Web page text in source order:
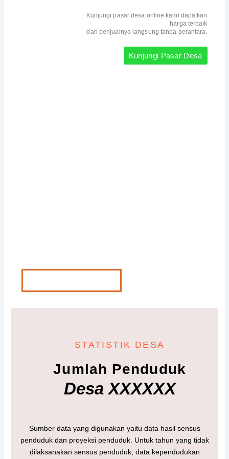
Kunjungi pasar desa online kami dapatkan
harga terbaik
dari penjualnya langsung tanpa perantara.
Kunjungi Pasar Desa
STATISTIK DESA
Jumlah Penduduk
Desa XXXXXX
Sumber data yang digunakan yaitu data hasil sensus
penduduk dan proyeksi penduduk. Untuk tahun yang tidak
dilaksanakan sensus penduduk, data kependudukan